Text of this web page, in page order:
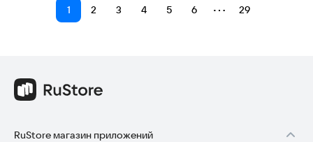
1 2 3 4 5 6 ⋯ 29
RuStore магазин приложений